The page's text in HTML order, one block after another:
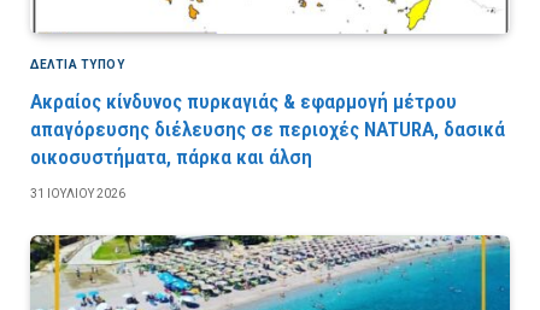
ΔΕΛΤΙΑ ΤΥΠΟΥ
Ακραίος κίνδυνος πυρκαγιάς & εφαρμογή μέτρου
απαγόρευσης διέλευσης σε περιοχές NATURA, δασικά
οικοσυστήματα, πάρκα και άλση
31 ΙΟΥΛΊΟΥ 2026